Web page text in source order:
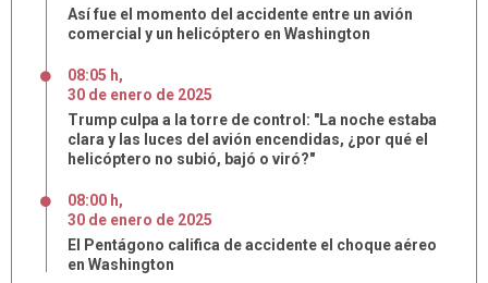
Así fue el momento del accidente entre un avión
comercial y un helicóptero en Washington
08:05 h,
30 de enero de 2025
Trump culpa a la torre de control: "La noche estaba
clara y las luces del avión encendidas, ¿por qué el
helicóptero no subió, bajó o viró?"
08:00 h,
30 de enero de 2025
El Pentágono califica de accidente el choque aéreo
en Washington